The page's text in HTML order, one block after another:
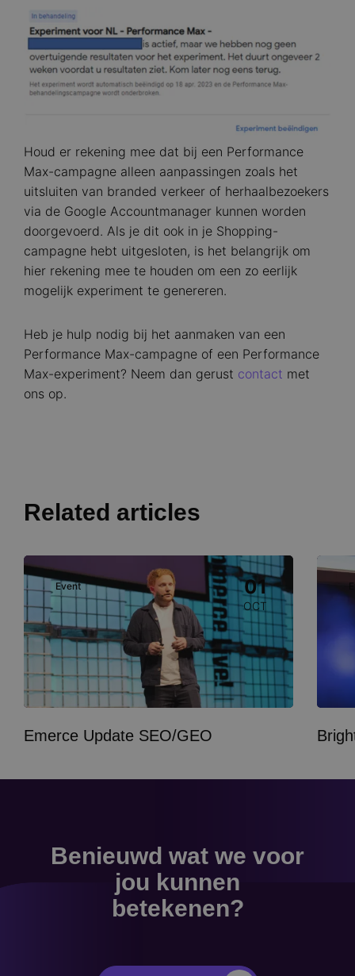
Image
Houd er rekening mee dat bij een Performance
Max-campagne alleen aanpassingen zoals het
uitsluiten van branded verkeer of herhaalbezoekers
via de Google Accountmanager kunnen worden
doorgevoerd. Als je dit ook in je Shopping-
campagne hebt uitgesloten, is het belangrijk om
hier rekening mee te houden om een zo eerlijk
mogelijk experiment te genereren.
Heb je hulp nodig bij het aanmaken van een
Performance Max-campagne of een Performance
Max-experiment? Neem dan gerust contact met
ons op.
Related articles
Event 01
OCT
Image
Emerce Update SEO/GEO
Image
Benieuwd wat we voor
jou kunnen
betekenen?